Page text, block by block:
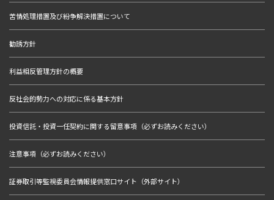
苦情処理措置及び紛争解決措置について
勧誘方針
利益相反管理方針の概要
反社会的勢力への対応に係る基本方針
投資信託・投資一任契約に関する留意事項（必ずお読みください）
注意事項（必ずお読みください）
証券取引等監視委員会情報提供窓口サイト（外部サイト）